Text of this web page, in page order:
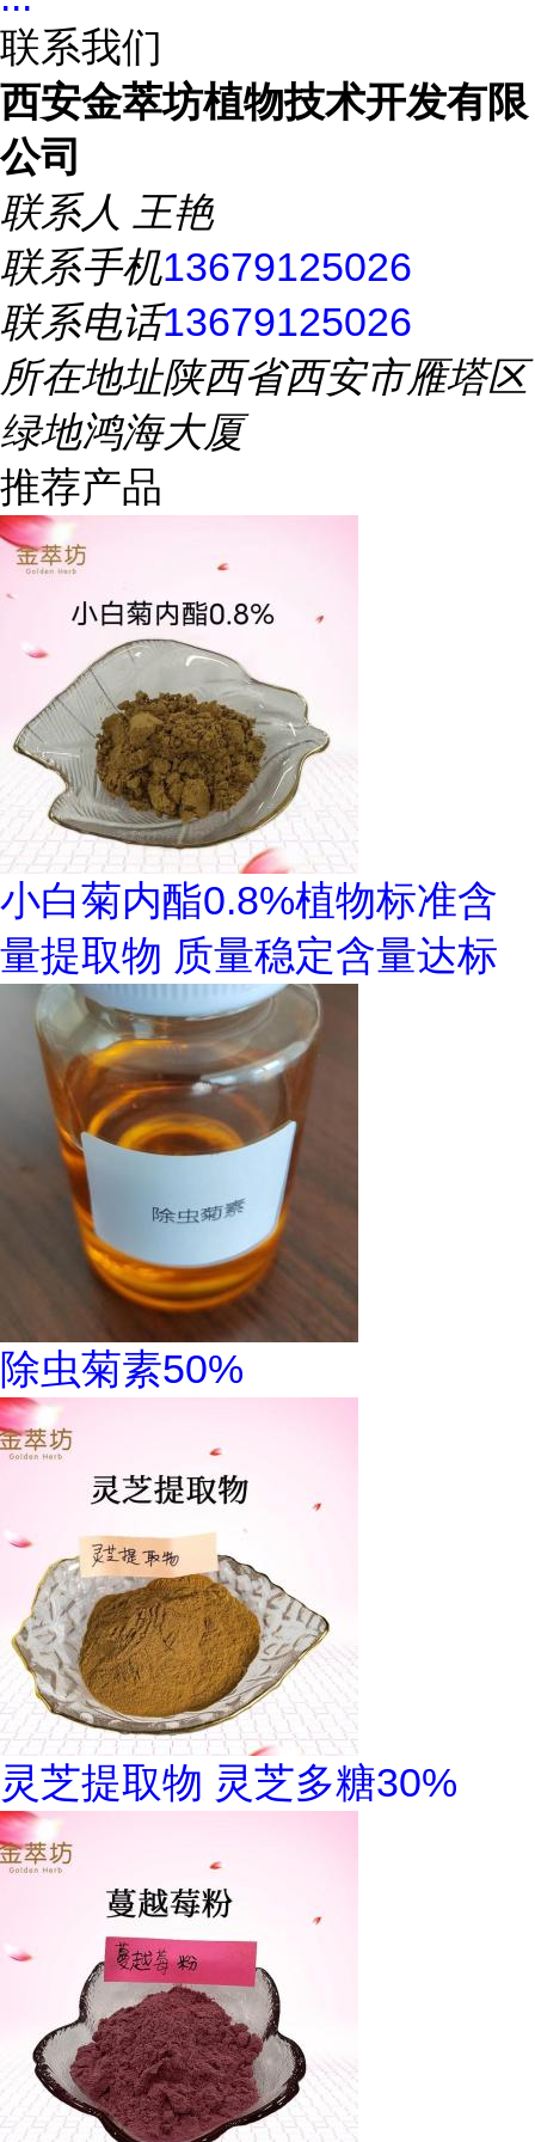
联系我们
西安金萃坊植物技术开发有限
公司
联系人 王艳
联系手机13679125026
联系电话13679125026
所在地址陕西省西安市雁塔区
绿地鸿海大厦
推荐产品
小白菊内酯0.8%植物标准含
量提取物 质量稳定含量达标
除虫菊素50%
灵芝提取物 灵芝多糖30%